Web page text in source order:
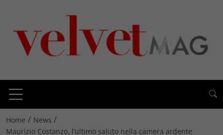
Home / News /
Maurizio Costanzo, l’ultimo saluto nella camera ardente